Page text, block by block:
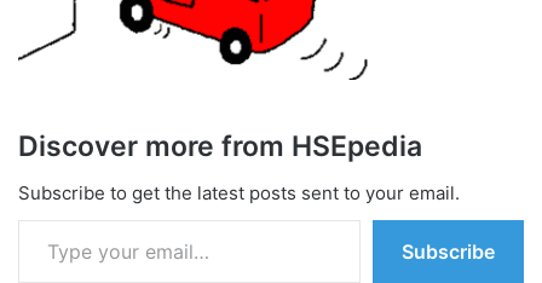
Discover more from HSEpedia
Subscribe to get the latest posts sent to your email.
Type your email…
Subscribe